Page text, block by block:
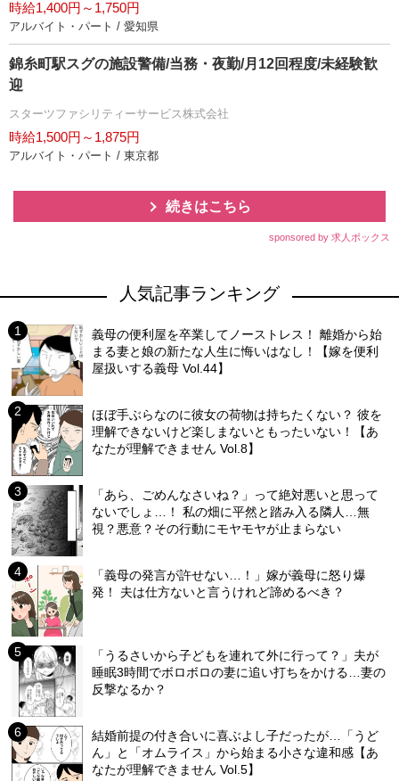
時給1,400円～1,750円
アルバイト・パート / 愛知県
錦糸町駅スグの施設警備/当務・夜勤/月12回程度/未経験歓
迎
スターツファシリティーサービス株式会社
時給1,500円～1,875円
アルバイト・パート / 東京都
続きはこちら
sponsored by 求人ボックス
人気記事ランキング
義母の便利屋を卒業してノーストレス！ 離婚から始
まる妻と娘の新たな人生に悔いはなし！【嫁を便利
屋扱いする義母 Vol.44】
ほぼ手ぶらなのに彼女の荷物は持ちたくない？ 彼を
理解できないけど楽しまないともったいない！【あ
なたが理解できません Vol.8】
「あら、ごめんなさいね？」って絶対悪いと思って
ないでしょ…！ 私の畑に平然と踏み入る隣人…無
視？悪意？その行動にモヤモヤが止まらない
「義母の発言が許せない…！」嫁が義母に怒り爆
発！ 夫は仕方ないと言うけれど諦めるべき？
「うるさいから子どもを連れて外に行って？」夫が
睡眠3時間でボロボロの妻に追い打ちをかける…妻の
反撃なるか？
結婚前提の付き合いに喜ぶよし子だったが…「うど
ん」と「オムライス」から始まる小さな違和感【あ
なたが理解できません Vol.5】